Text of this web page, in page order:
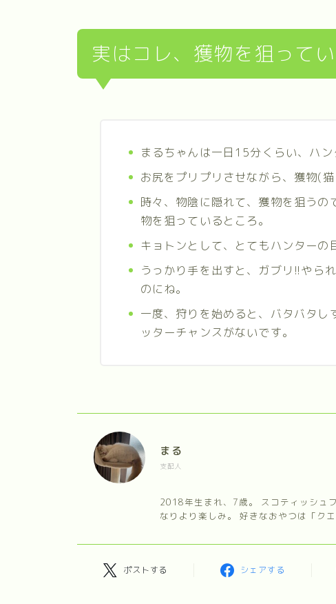
実はコレ、獲物を狙ってい
まるちゃんは一日15分くらい、ハン
お尻をプリプリさせながら、獲物(
時々、物陰に隠れて、獲物を狙うの
物を狙っているところ。
キョトンとして、とてもハンターの
うっかり手を出すと、ガブリ!!やら
のにね。
一度、狩りを始めると、バタバタし
ッターチャンスがないです。
まる
支配人
2018年生まれ、7歳。 スコティッシュ
なりより楽しみ。 好きなおやつは「ク
ポストする シェアする